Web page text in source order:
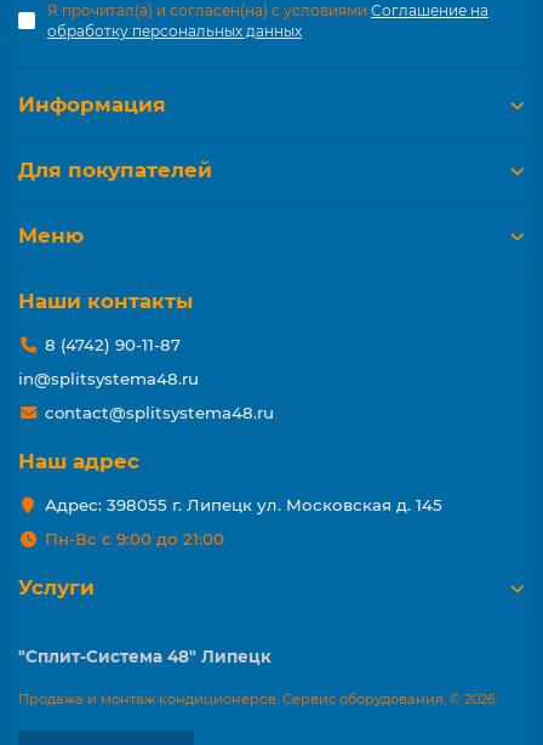
Я прочитал(а) и согласен(на) с условиями Соглашение на
обработку персональных данных
Информация
Для покупателей
Меню
Наши контакты
8 (4742) 90-11-87
in@splitsystema48.ru
contact@splitsystema48.ru
Наш адрес
Адрес: 398055 г. Липецк ул. Московская д. 145
Пн-Вс с 9:00 до 21:00
Услуги
"Сплит-Система 48" Липецк
Продажа и монтаж кондиционеров. Сервис оборудования. © 2026